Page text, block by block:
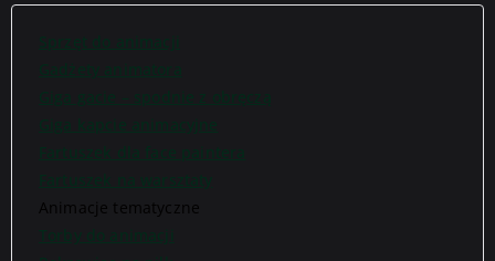
Animacje tematyczne